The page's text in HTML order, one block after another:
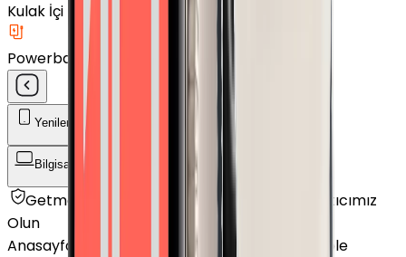
Kulak İçi Kulaklık
Powerbank
Yenilenmiş Telefon Akıllı Saat ve Bileklik
Bilgisayar / Tablet Aksesuar
Getmobil Güvencesi Mağazalarımız
Satıcımız
Olun
Anasayfa
Akıllı Saat ve Bileklik
Apple